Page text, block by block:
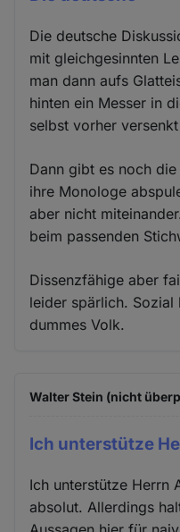
Die deutsche
mit gleichgesinnten
man dann aufs
hinten ein Messer in
selbst vorher
Dann gibt es noch
ihre Monologe
aber nicht
beim passenden
Dissenzfähige aber
leider spärlich.
dummes Volk.
Walter Stein (nicht
Ich unterstütze
Ich unterstütze Herrn
absolut. Allerdings